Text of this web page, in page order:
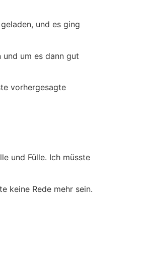
und es ging
um es dann gut
vorhergesagte
und Fülle. Ich müsste
keine Rede mehr sein.